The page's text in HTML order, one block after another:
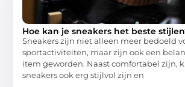
Hoe kan je sneakers het beste
Sneakers zijn niet alleen meer bedoeld
sportactiviteiten, maar zijn ook een
item geworden. Naast comfortabel zijn,
sneakers ook erg stijlvol zijn en